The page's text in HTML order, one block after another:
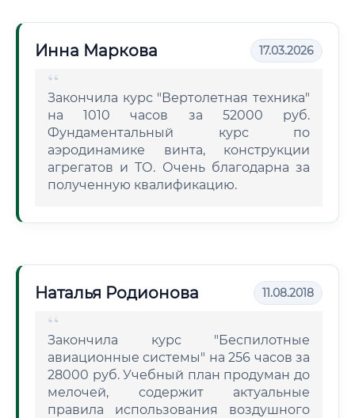
Инна Маркова 17.03.2026
Закончила курс "Вертолетная техника"
на 1010 часов за 52000 руб.
Фундаментальный курс по
аэродинамике винта, конструкции
агрегатов и ТО. Очень благодарна за
полученную квалификацию.
Наталья Родионова 11.08.2018
Закончила курс "Беспилотные
авиационные системы" на 256 часов за
28000 руб. Учебный план продуман до
мелочей, содержит актуальные
правила использования воздушного